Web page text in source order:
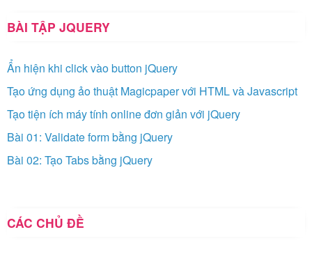
BÀI TẬP JQUERY
Ẩn hiện khi click vào button jQuery
Tạo ứng dụng ảo thuật Magicpaper với HTML và Javascript
Tạo tiện ích máy tính online đơn giản với jQuery
Bài 01: Validate form bằng jQuery
Bài 02: Tạo Tabs bằng jQuery
CÁC CHỦ ĐỀ